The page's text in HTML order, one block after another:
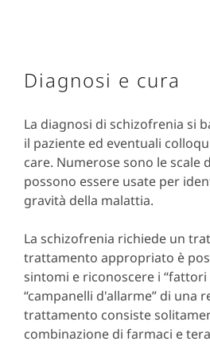
Diagnosi e cura
La diagnosi di schizofrenia si
il paziente ed eventuali
care. Numerose sono le scale
possono essere usate per
gravità della malattia.
La schizofrenia richiede un
trattamento appropriato è
sintomi e riconoscere i “fattori
“campanelli d'allarme” di una
trattamento consiste
combinazione di farmaci e